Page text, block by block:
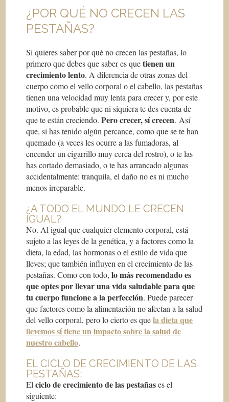
¿POR QUÉ NO CRECEN LAS
PESTAÑAS?
Si quieres saber por qué no crecen las pestañas, lo
primero que debes que saber es quetienen un
crecimiento lento. A diferencia de otras zonas del
cuerpo como el vello corporal o el cabello, las pestañas
tienen una velocidad muy lenta para crecer y, por este
motivo, es probable que ni siquiera te des cuenta de
que te están creciendo.Pero crecer, sí crecen. Así
que, si has tenido algún percance, como que se te han
quemado (a veces les ocurre a las fumadoras, al
encender un cigarrillo muy cerca del rostro), o te las
has cortado demasiado, o te has arrancado algunas
accidentalmente: tranquila, el daño no es ni mucho
menos irreparable.
¿A TODO EL MUNDO LE CRECEN
IGUAL?
No. Al igual que cualquier elemento corporal, está
sujeto a las leyes de la genética, y a factores como la
dieta, la edad, las hormonas o el estilo de vida que
lleves; que también influyen en el crecimiento de las
pestañas. Como con todo, lo más recomendado es
que optes por llevar una vida saludable para que
tu cuerpo funcione a la perfección. Puede parecer
que factores como la alimentación no afectan a la salud
del vello corporal, pero lo cierto es quela dieta que
llevemos sí tiene un impacto sobre la salud de
nuestro cabello.
EL CICLO DE CRECIMIENTO DE LAS
PESTAÑAS:
Elciclo de crecimiento de las pestañases el
siguiente: